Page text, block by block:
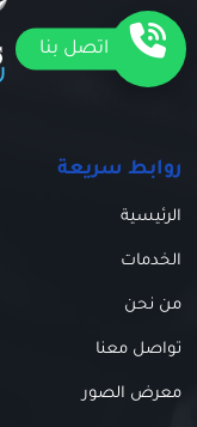
اتصل بنا
روابط سريعة
الرئيسية
الخدمات
من نحن
تواصل معنا
معرض الصور